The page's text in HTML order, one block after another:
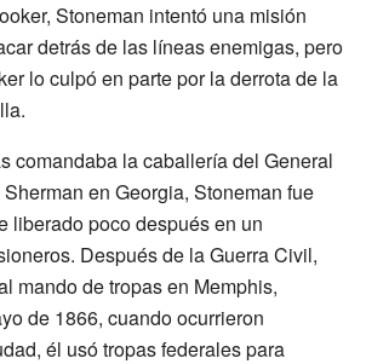
Stoneman intentó una misión
detrás de las líneas enemigas, pero
lo culpó en parte por la derrota de la
comandaba la caballería del General
en Georgia, Stoneman fue
liberado poco después en un
Después de la Guerra Civil,
mando de tropas en Memphis,
de 1866, cuando ocurrieron
él usó tropas federales para